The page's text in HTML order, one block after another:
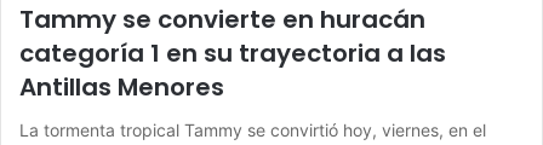
Tammy se convierte en huracán
categoría 1 en su trayectoria a las
Antillas Menores
La tormenta tropical Tammy se convirtió hoy, viernes, en el